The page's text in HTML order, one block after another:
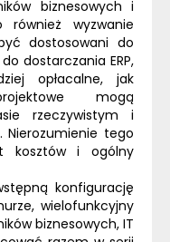
biznesowych i
wyzwanie
dostosowani do
dostarczania ERP,
opłacalne, jak
mogą
rzeczywistym i
Nierozumienie tego
kosztów i ogólny
konfigurację
, wielofunkcyjny
biznesowych, IT